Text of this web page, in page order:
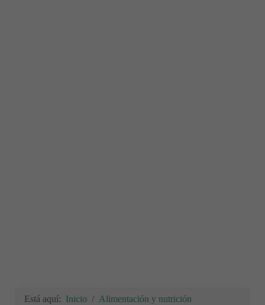
Está aquí: Inicio
Alimentación y nutrición